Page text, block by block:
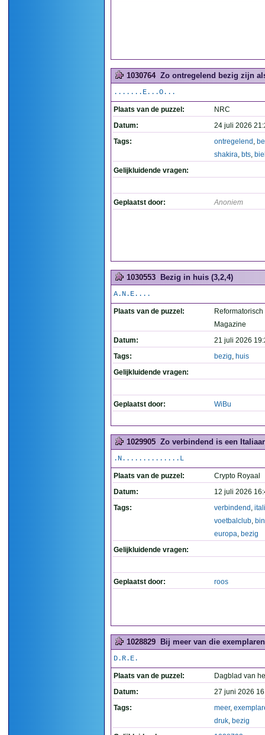
1030764 Zo ontregelend bezig zijn
.......E...O...
Plaats van de puzzel:
NRC
Datum:
24 juli 2026
Tags:
ontregelend ,
shakira, bts,
Gelijkluidende vragen:
Geplaatst door: Anoniem
1030553 Bezig in huis (3,2,4)
A.N.E....
Plaats van de puzzel:
Magazine
Datum:
21 juli 2026
Tags:
bezig, huis
Gelijkluidende vragen:
Geplaatst door: WiBu
1029905 Zo verbindend is een
.N..............L
Plaats van de puzzel:
Crypto Royaal
Datum:
12 juli 2026
Tags:
verbindend ,
voetbalclub,
europa, bezig
Gelijkluidende vragen:
Geplaatst door: roos
1028829 Bij meer van die
D.R.E.
Plaats van de puzzel:
Dagblad van
Datum:
27 juni 2026
Tags:
meer,
druk, bezig